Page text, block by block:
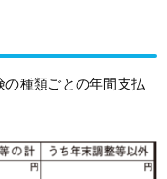
の種類ごとの年間支払